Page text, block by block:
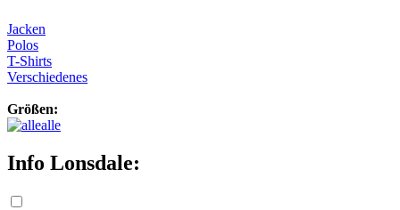
Jacken
Polos
T-Shirts
Verschiedenes
Größen:
alle
Info Lonsdale: